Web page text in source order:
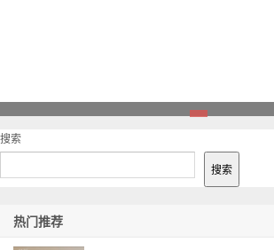
搜索
搜索
热门推荐